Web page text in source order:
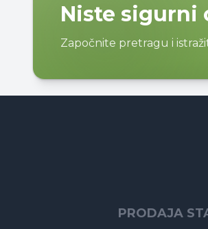
Niste sigurni
Započnite pretragu i
PRODAJA